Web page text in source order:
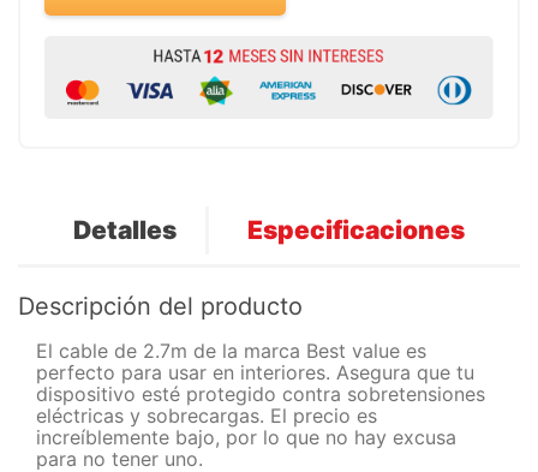
Detalles Especificaciones
Descripción del producto
El cable de 2.7m de la marca Best value es
perfecto para usar en interiores. Asegura que tu
dispositivo esté protegido contra sobretensiones
eléctricas y sobrecargas. El precio es
increíblemente bajo, por lo que no hay excusa
para no tener uno.